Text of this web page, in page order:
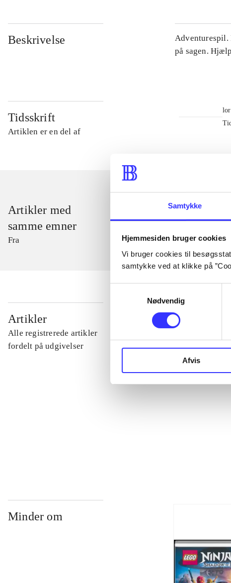
Samtykke
Hjemmesiden bruger cookies
Vi bruger cookies til
samtykke ved at klikke på
Nødvendig
Afvis
Beskrivelse
Adventurespil.
på sagen.
Tidsskrift
Artiklen er en del af
Artikler med
samme emner
Fra
Artikler
Alle registrerede artikler
fordelt på udgivelser
...
Minder om